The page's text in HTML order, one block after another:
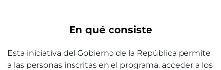
En qué consiste
Esta iniciativa del Gobierno de la República permite
a las personas inscritas en el programa, acceder a los